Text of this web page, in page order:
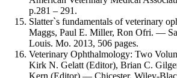
р.281 – 291.
Slatter`s fundamentals of veterinary
Maggs, Paul E. Miller, Ron Ofri. ―
Louis. Mo. 2013, 506 pages.
Veterinary Ophthalmology: Two
Kirk N. Gelatt (Editor), Brian C.